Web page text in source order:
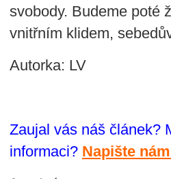
svobody. Budeme poté
vnitřním klidem,
Autorka: LV
Zaujal vás náš článek?
informaci? Napište